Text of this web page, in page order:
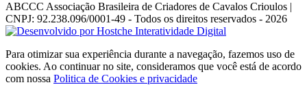
ABCCC Associação Brasileira de Criadores de Cavalos Crioulos |
CNPJ: 92.238.096/0001-49 - Todos os direitos reservados - 2026
Para otimizar sua experiência durante a navegação, fazemos uso de
cookies. Ao continuar no site, consideramos que você está de acordo
com nossa Politica de Cookies e privacidade